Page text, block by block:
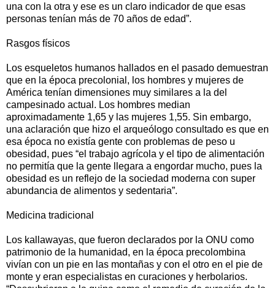
una con la otra y ese es un claro indicador de que esas
personas tenían más de 70 años de edad”.
Rasgos físicos
Los esqueletos humanos hallados en el pasado demuestran
que en la época precolonial, los hombres y mujeres de
América tenían dimensiones muy similares a la del
campesinado actual. Los hombres median
aproximadamente 1,65 y las mujeres 1,55. Sin embargo,
una aclaración que hizo el arqueólogo consultado es que en
esa época no existía gente con problemas de peso u
obesidad, pues “el trabajo agrícola y el tipo de alimentación
no permitía que la gente llegara a engordar mucho, pues la
obesidad es un reflejo de la sociedad moderna con super
abundancia de alimentos y sedentaria”.
Medicina tradicional
Los kallawayas, que fueron declarados por la ONU como
patrimonio de la humanidad, en la época precolombina
vivían con un pie en las montañas y con el otro en el pie de
monte y eran especialistas en curaciones y herbolarios.